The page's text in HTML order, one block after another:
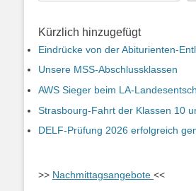
Kürzlich hinzugefügt
Eindrücke von der Abiturienten-
Unsere MSS-Abschlussklassen
AWS Sieger beim LA-
Strasbourg-Fahrt der Klassen 10
DELF-Prüfung 2026 erfolgreich
>> Nachmittagsangebote <<